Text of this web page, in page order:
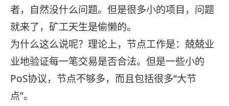
者，自然没什么问题。但是很多小的项目，问题
就来了，矿工天生是偷懒的。
为什么这么说呢？理论上，节点工作是：兢兢业
业地验证每一笔交易是否合法。但是一些小的
PoS协议，节点不够多，而且包括很多“大节
点”。